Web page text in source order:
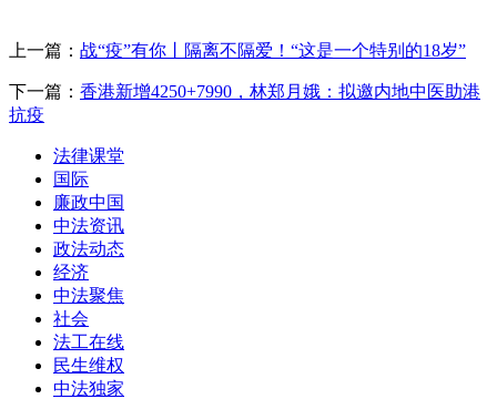
上一篇： 战“疫”有你丨隔离不隔爱！“这是一个特别的18岁”
下一篇： 香港新增4250+7990，林郑月娥：拟邀内地中医助港
抗疫
法律课堂
国际
廉政中国
中法资讯
政法动态
经济
中法聚焦
社会
法工在线
民生维权
中法独家